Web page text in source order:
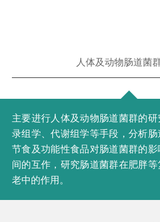
人体及动物肠道菌
主要进行人体及动物肠道菌群的
录组学、代谢组学等手段，分析肠
节食及功能性食品对肠道菌群的
间的互作，研究肠道菌群在肥胖
老中的作用。